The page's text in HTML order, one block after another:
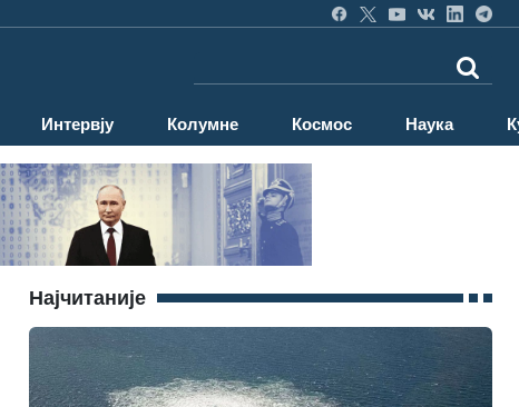
Интервју Колумне Космос Наука
Најчитаније